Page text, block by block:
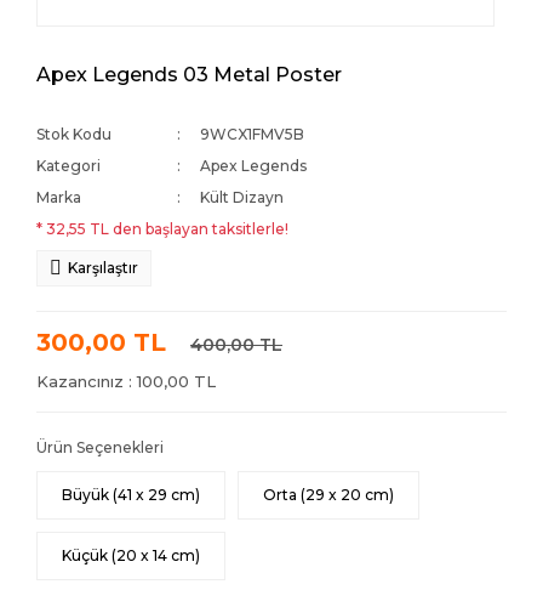
Apex Legends 03 Metal Poster
Stok Kodu
9WCX1FMV5B
Kategori
Apex Legends
Marka
Kült Dizayn
* 32,55 TL den başlayan taksitlerle!
Karşılaştır
300,00 TL 400,00 TL
Kazancınız : 100,00 TL
Ürün Seçenekleri
Büyük (41 x 29 cm) Orta (29 x 20 cm)
Küçük (20 x 14 cm)